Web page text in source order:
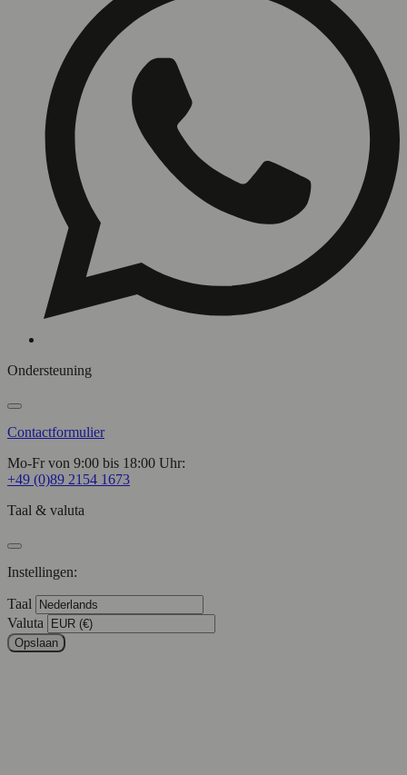
Ondersteuning
Contactformulier
Mo-Fr von 9:00 bis 18:00 Uhr:
+49 (0)89 2154 1673
Taal & valuta
Instellingen:
Taal
Valuta
Opslaan